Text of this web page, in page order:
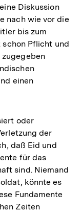
Diskussion
nach wie vor die
bis zum
Pflicht und
zugegeben
einen
oder
der
daß Eid und
für das
sind. Niemand
könnte es
Fundamente
Zeiten